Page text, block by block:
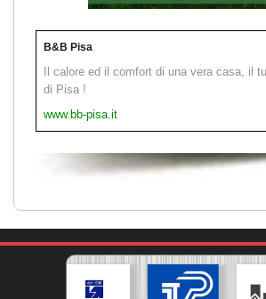
B&B Pisa
Il calore ed il comfort di una vera casa, il
di Pisa !
www.bb-pisa.it